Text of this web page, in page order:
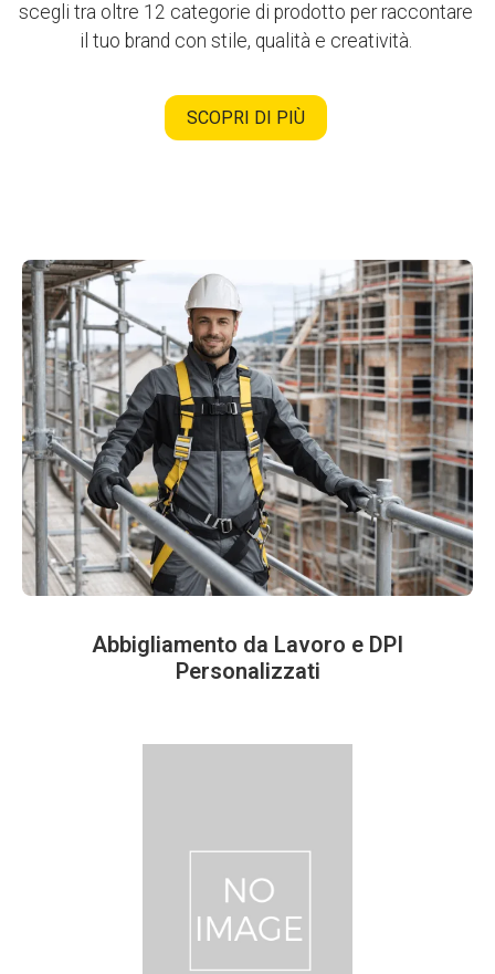
scegli tra oltre 12 categorie di prodotto per raccontare
il tuo brand con stile, qualità e creatività.
SCOPRI DI PIÙ
Abbigliamento da Lavoro e DPI
Personalizzati